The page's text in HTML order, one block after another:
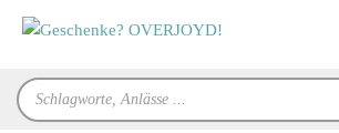
Inhalt
Products
search